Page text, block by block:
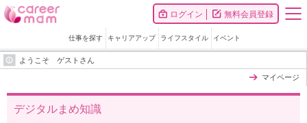
ログイン 無料会員登録
仕事を探す キャリアアップ ライフスタイル イベント
ようこそ ゲストさん
マイページ
デジタルまめ知識